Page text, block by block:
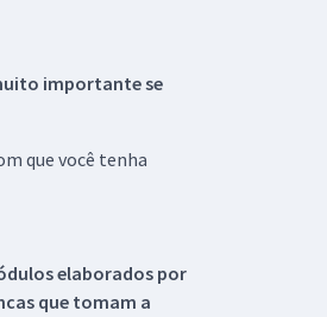
importante se
que você tenha
elaborados por
que tomam a